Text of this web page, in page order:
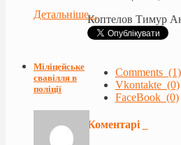
Коптелов Тимур
Comments (1)
Vkontakte (0)
FaceBook (0)
Коментарі
Детальніше...
Міліцейське
свавілля в
поліції